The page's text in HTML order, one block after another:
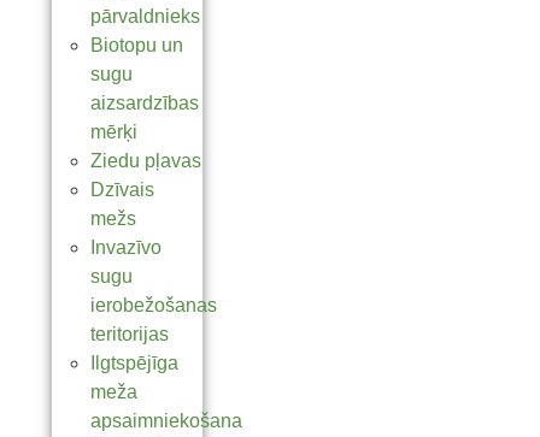
pārvaldnieks
Biotopu un
sugu
aizsardzības
mērķi
Ziedu pļavas
Dzīvais
mežs
Invazīvo
sugu
ierobežošanas
teritorijas
Ilgtspējīga
meža
apsaimniekošana